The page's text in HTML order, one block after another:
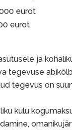
eurot
eurot
ja
tegevuse
tegevus on
kulu